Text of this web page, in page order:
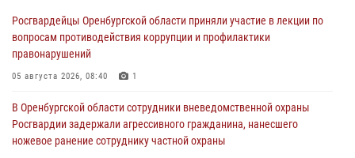
Росгвардейцы Оренбургской области приняли участие в лекции по
вопросам противодействия коррупции и профилактики
правонарушений
05 августа 2026, 08:40 1
В Оренбургской области сотрудники вневедомственной охраны
Росгвардии задержали агрессивного гражданина, нанесшего
ножевое ранение сотруднику частной охраны